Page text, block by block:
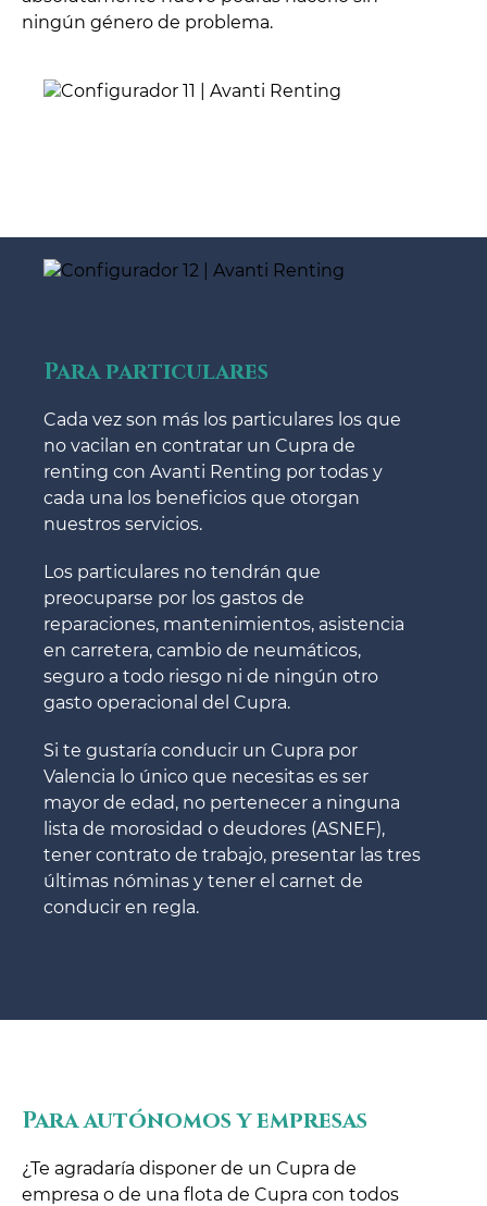
ningún género de problema.
Para particulares
Cada vez son más los particulares los que
no vacilan en contratar un Cupra de
renting con Avanti Renting por todas y
cada una los beneficios que otorgan
nuestros servicios.
Los particulares no tendrán que
preocuparse por los gastos de
reparaciones, mantenimientos, asistencia
en carretera, cambio de neumáticos,
seguro a todo riesgo ni de ningún otro
gasto operacional del Cupra.
Si te gustaría conducir un Cupra por
Valencia lo único que necesitas es ser
mayor de edad, no pertenecer a ninguna
lista de morosidad o deudores (ASNEF),
tener contrato de trabajo, presentar las tres
últimas nóminas y tener el carnet de
conducir en regla.
Para autónomos y empresas
¿Te agradaría disponer de un Cupra de
empresa o de una flota de Cupra con todos